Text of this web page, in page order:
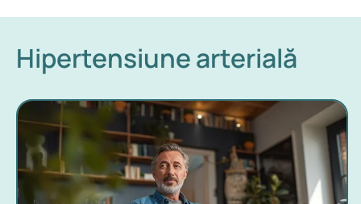
Hipertensiune arterială